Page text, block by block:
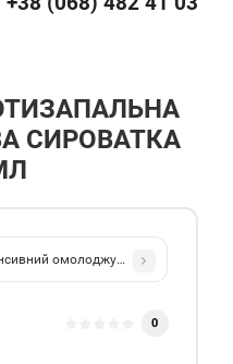
СИРОВАТКА
Powder Wash 50г
омолоджуючий крем для
0